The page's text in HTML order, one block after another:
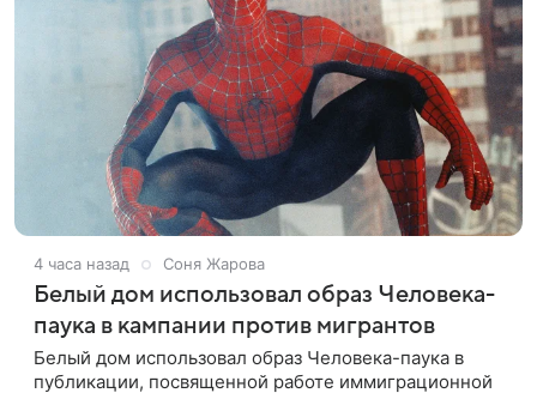
4 часа назад Соня Жарова
Белый дом использовал образ Человека-
паука в кампании против мигрантов
Белый дом использовал образ Человека-паука в
публикации, посвященной работе иммиграционной